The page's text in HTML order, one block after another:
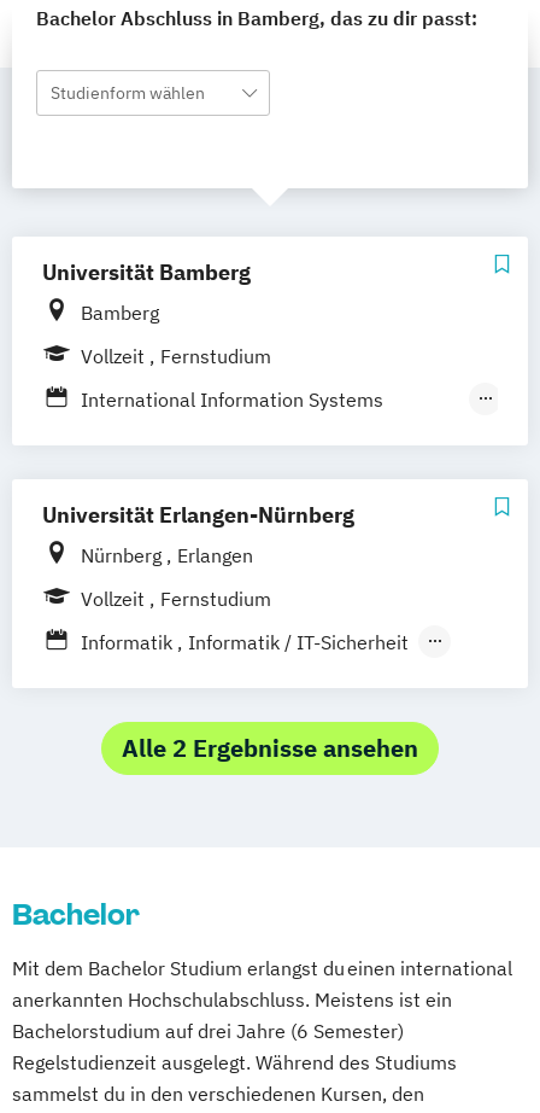
Bachelor Abschluss in Bamberg, das zu dir passt:
Studienform wählen
Universität Bamberg
Bamberg
Vollzeit
Fernstudium
International Information Systems
Wirtschaftspädagogik -
Wirtschaftsinformatik (Lehramt)
Universität Erlangen-Nürnberg
Nürnberg
Erlangen
Vollzeit
Fernstudium
Informatik
Informatik / IT-Sicherheit
Wirtschaftsinformatik
Alle 2 Ergebnisse ansehen
Bachelor
Mit dem Bachelor Studium erlangst du einen international
anerkannten Hochschulabschluss. Meistens ist ein
Bachelorstudium auf drei Jahre (6 Semester)
Regelstudienzeit ausgelegt. Während des Studiums
sammelst du in den verschiedenen Kursen, den